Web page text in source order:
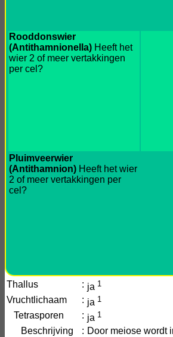
Rooddonswier
(Antithamnionella) Heeft het
wier 2 of meer vertakkingen
per cel?
Pluimveerwier
(Antithamnion) Heeft het wier
2 of meer vertakkingen per
cel?
Thallus : ja 1
Vruchtlichaam : ja 1
Tetrasporen : ja 1
Beschrijving : Door meiose wordt